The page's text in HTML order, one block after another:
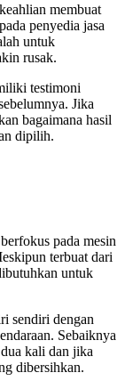
membuat
penyedia jasa
untuk
rusak.
testimoni
Jika
bagaimana hasil
dipilih.
pada mesin
terbuat dari
untuk
sendiri dengan
Sebaiknya
kali dan jika
dibersihkan.